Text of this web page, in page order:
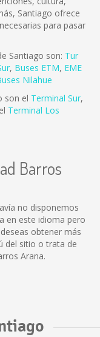
Santiago ofrece
para pasar
Santiago son: Tur
, Buses ETM, EME
Nilahue
son el Terminal Sur,
Terminal Los
Barros
no disponemos
en este idioma pero
obtener más
del sitio o trata de
Arana.